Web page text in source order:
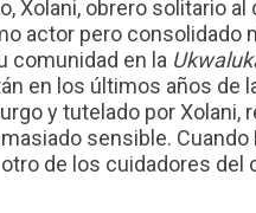
Xolani, obrero solitario
actor pero consolidado
comunidad en la
en los últimos años de
y tutelado por
sensible.
de los cuidadores del